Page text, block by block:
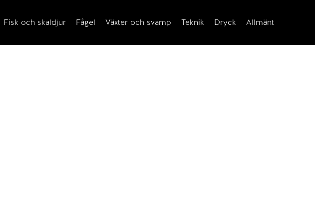
Fisk och skaldjur Fågel Växter och svamp Teknik Dryck Allmänt